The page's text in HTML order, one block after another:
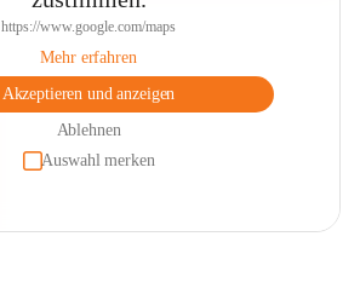
https://www.google.com/maps
Mehr erfahren
Akzeptieren und anzeigen
Ablehnen
Auswahl merken